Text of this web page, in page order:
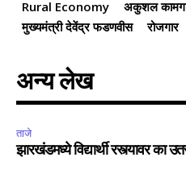
Rural Economy अकुशल
मुख्यमंत्री देवेंद्र फडणवीस
रोजगार
अन्य लेख
ताजे
झारखंडमध्ये विद्यार्थी रस्त्यावर का